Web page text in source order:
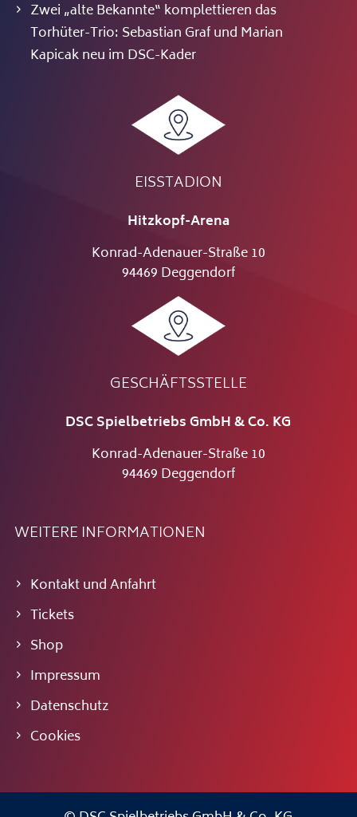
Zwei „alte Bekannte“ komplettieren das
Torhüter-Trio: Sebastian Graf und Marian
Kapicak neu im DSC-Kader
EISSTADION
Hitzkopf-Arena
Konrad-Adenauer-Straße 10
94469 Deggendorf
GESCHÄFTSSTELLE
DSC Spielbetriebs GmbH & Co. KG
Konrad-Adenauer-Straße 10
94469 Deggendorf
WEITERE INFORMATIONEN
Kontakt und Anfahrt
Tickets
Shop
Impressum
Datenschutz
Cookies